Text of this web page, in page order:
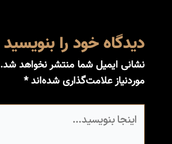
دیدگاه‌ خود را بنویسید
نشانی ایمیل شما منتشر نخواهد شد.
موردنیاز علامت‌گذاری شده‌اند*
بنویسید…